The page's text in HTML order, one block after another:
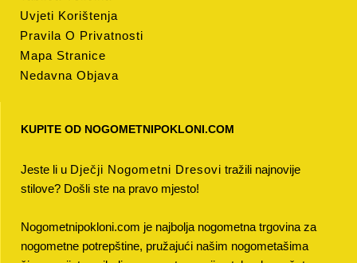
Uvjeti Korištenja
Pravila O Privatnosti
Mapa Stranice
Nedavna Objava
KUPITE OD NOGOMETNIPOKLONI.COM
Jeste li u Dječji Nogometni Dresovi tražili najnovije
stilove? Došli ste na pravo mjesto!
Nogometnipokloni.com je najbolja nogometna trgovina za
nogometne potrepštine, pružajući našim nogometašima